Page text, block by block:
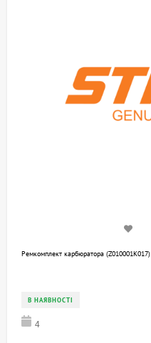
Ремкомплект карбюратора (Z010001K017)
В НАЯВНОСТІ
4